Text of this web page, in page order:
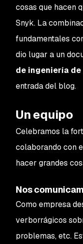
cosas que hacen
Snyk. La
fundamentales
dio lugar a un
de ingeniería de
entrada del blog.
Un equipo
Celebramos la
colaborando con
hacer grandes
Nos
Como empresa
verborrágicos
problemas, etc.